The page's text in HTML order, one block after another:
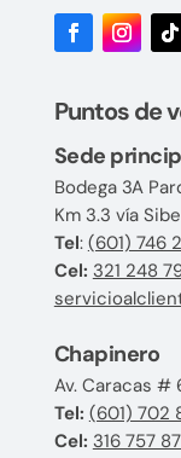
Puntos de
Sede
Bodega 3A
Km 3.3 vía
Tel: (601) 746
Cel: 321 248
Chapinero
Av. Caracas #
Tel: (601) 702
Cel: 316 757